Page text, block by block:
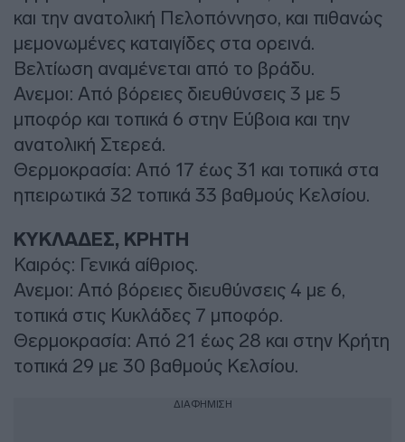
και την ανατολική Πελοπόννησο, και πιθανώς
μεμονωμένες καταιγίδες στα ορεινά.
Βελτίωση αναμένεται από το βράδυ.
Ανεμοι: Από βόρειες διευθύνσεις 3 με 5
μποφόρ και τοπικά 6 στην Εύβοια και την
ανατολική Στερεά.
Θερμοκρασία: Από 17 έως 31 και τοπικά στα
ηπειρωτικά 32 τοπικά 33 βαθμούς Κελσίου.
ΚΥΚΛΑΔΕΣ, ΚΡΗΤΗ
Καιρός: Γενικά αίθριος.
Ανεμοι: Από βόρειες διευθύνσεις 4 με 6,
τοπικά στις Κυκλάδες 7 μποφόρ.
Θερμοκρασία: Από 21 έως 28 και στην Κρήτη
τοπικά 29 με 30 βαθμούς Κελσίου.
ΔΙΑΦΗΜΙΣΗ